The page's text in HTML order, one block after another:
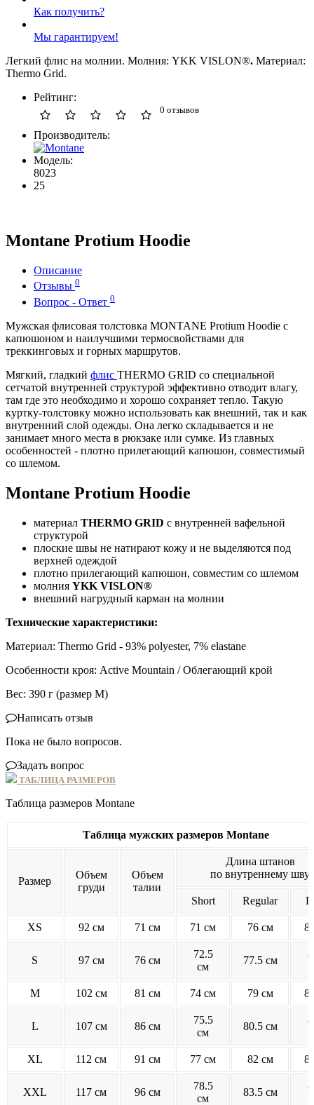
Как получить?
Мы гарантируем!
Легкий флис на молнии. Молния: YKK VISLON®. Материал:
Thermo Grid.
Рейтинг:
0 отзывов
Производитель:
Модель:
8023
25
Montane Protium Hoodie
Описание
Отзывы 0
Вопрос - Ответ 0
Мужская флисовая толстовка MONTANE Protium Hoodie с
капюшоном и наилучшими термосвойствами для
треккинговых и горных маршрутов.
Мягкий, гладкий флис THERMO GRID со специальной
сетчатой внутренней структурой эффективно отводит влагу,
там где это необходимо и хорошо сохраняет тепло. Такую
куртку-толстовку можно использовать как внешний, так и как
внутренний слой одежды. Она легко складывается и не
занимает много места в рюкзаке или сумке. Из главных
особенностей - плотно прилегающий капюшон, совместимый
со шлемом.
Montane Protium Hoodie
материал THERMO GRID с внутренней вафельной
структурой
плоские швы не натирают кожу и не выделяются под
верхней одеждой
плотно прилегающий капюшон, совместим со шлемом
молния YKK VISLON®
внешний нагрудный карман на молнии
Технические характеристики:
Материал: Thermo Grid - 93% polyester, 7% elastane
Особенности кроя: Active Mountain / Облегающий крой
Вес: 390 г (размер M)
Написать отзыв
Пока не было вопросов.
Задать вопрос
ТАБЛИЦА РАЗМЕРОВ
Таблица размеров Montane
Таблица мужских размеров Montane
Размер
Объем
груди
Объем
талии
Длина штанов
по внутреннему шву
Short Regular
XS 92 см 71 см 71 см 76 см
S 97 см 76 см
72.5
см
77.5 см
M 102 см 81 см 74 см 79 см
L 107 см 86 см
75.5
см
80.5 см
XL 112 см 91 см 77 см 82 см
XXL 117 см 96 см
78.5
см
83.5 см